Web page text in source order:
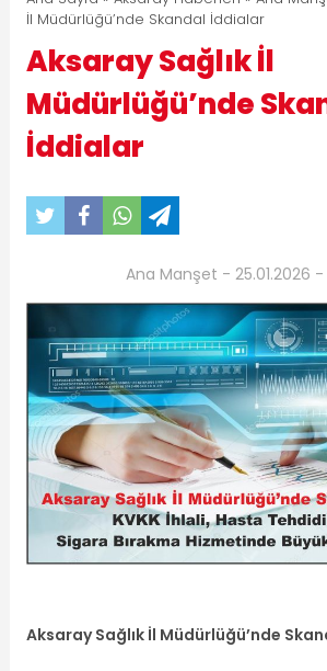
İl Müdürlüğü’nde Skandal İddialar
Aksaray Sağlık İl
Müdürlüğü’nde
İddialar
Ana Manşet - 25.01.2026 -
Aksaray Sağlık İl Müdürlüğü’nde